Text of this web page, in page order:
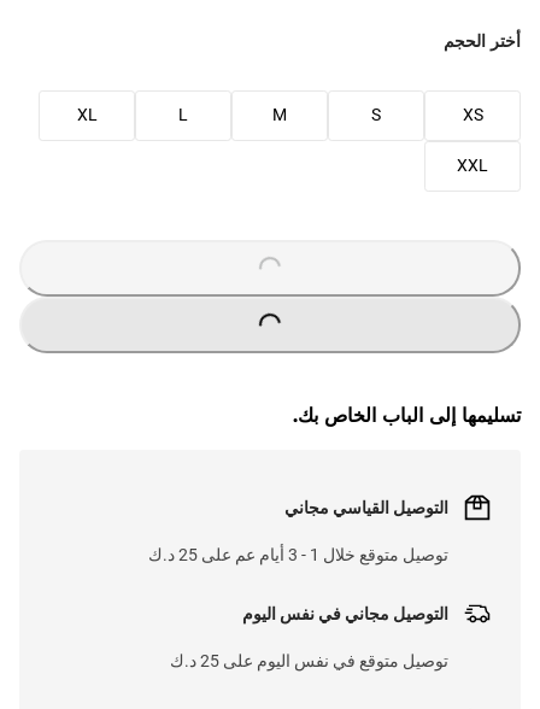
أختر الحجم
XS
S
M
L
XL
XXL
L
.
تسليمها إلى الباب الخاص بك.
التوصيل القياسي مجاني
توصيل متوقع خلال 1 - 3 أيام عم على 25 د.ك
التوصيل مجاني في نفس اليوم
توصيل متوقع في نفس اليوم على 25 د.ك